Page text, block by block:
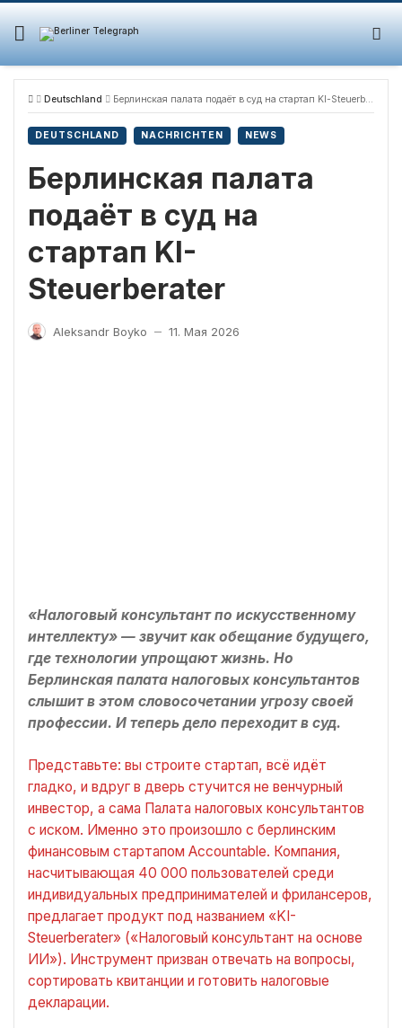
Skip
content
Deutschland Берлинская палата подаёт в суд на стартап KI-Steuerberater
DEUTSCHLAND NACHRICHTEN NEWS
Берлинская палата
подаёт в суд на
стартап KI-
Steuerberater
Aleksandr Boyko — 11. Мая 2026
«Налоговый консультант по искусственному
интеллекту» — звучит как обещание будущего,
где технологии упрощают жизнь. Но
Берлинская палата налоговых консультантов
слышит в этом словосочетании угрозу своей
профессии. И теперь дело переходит в суд.
Представьте: вы строите стартап, всё идёт
гладко, и вдруг в дверь стучится не венчурный
инвестор, а сама Палата налоговых консультантов
с иском. Именно это произошло с берлинским
финансовым стартапом Accountable. Компания,
насчитывающая 40 000 пользователей среди
индивидуальных предпринимателей и фрилансеров,
предлагает продукт под названием «KI-
Steuerberater» («Налоговый консультант на основе
ИИ»). Инструмент призван отвечать на вопросы,
сортировать квитанции и готовить налоговые
декларации.